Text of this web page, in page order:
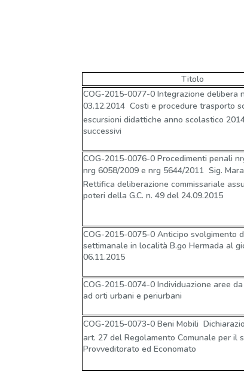
Titolo
COG-2015-0077-0 Integrazione delibera
03.12.2014  Costi e procedure trasporto
escursioni didattiche anno scolastico
successivi
COG-2015-0076-0 Procedimenti penali
nrg 6058/2009 e nrg 5644/2011  Sig.
Rettifica deliberazione commissariale
poteri della G.C. n. 49 del 24.09.2015
COG-2015-0075-0 Anticipo svolgimento
settimanale in località B.go Hermada al
06.11.2015
COG-2015-0074-0 Individuazione aree
ad orti urbani e periurbani
COG-2015-0073-0 Beni Mobili 
art. 27 del Regolamento Comunale per il
Provveditorato ed Economato